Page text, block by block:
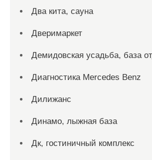
Два кита, сауна
Дверимаркет
Демидовская усадьба, база
Диагностика Mercedes Benz
Дилижанс
Динамо, лыжная база
Дк, гостиничный комплекс